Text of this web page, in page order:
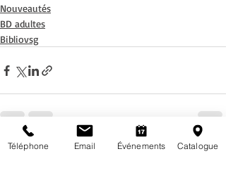
Nouveautés
BD adultes
Bibliovsg
Posts récents Voir tout
Téléphone Email Événements Catalogue